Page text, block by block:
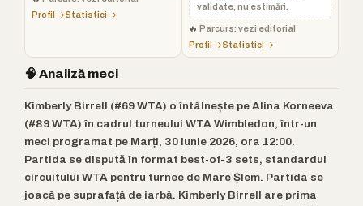
Profil →Statistici →
validate, nu estimări.
🔥 Parcurs: vezi editorial
Profil →Statistici →
🧠 Analiză meci
Kimberly Birrell (#69 WTA) o întâlnește pe Alina Korneeva
(#89 WTA) în cadrul turneului WTA Wimbledon, într-un
meci programat pe Marți, 30 iunie 2026, ora 12:00.
Partida se dispută în format best-of-3 sets, standardul
circuitului WTA pentru turnee de Mare Șlem. Partida se
joacă pe suprafață de iarbă. Kimberly Birrell are prima